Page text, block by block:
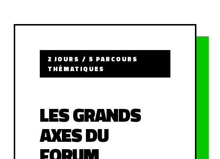
2 JOURS / 5 PARCOURS
THÉMATIQUES
LES GRANDS
AXES DU